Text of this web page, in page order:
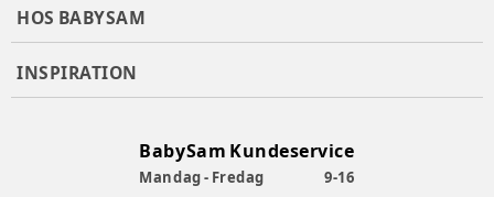
HOS BABYSAM
INSPIRATION
BabySam Kundeservice
Mandag - Fredag 9-16